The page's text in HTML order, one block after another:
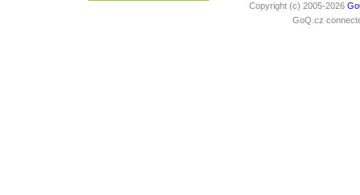
Copyright (c) 2005-2026
GoQ.cz